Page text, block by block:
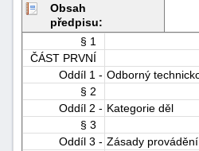
Obsah
předpisu:
§ 1
ČÁST PRVNÍ
Oddíl 1 - Odborný
§ 2
Oddíl 2 - Kategorie děl
§ 3
Oddíl 3 - Zásady